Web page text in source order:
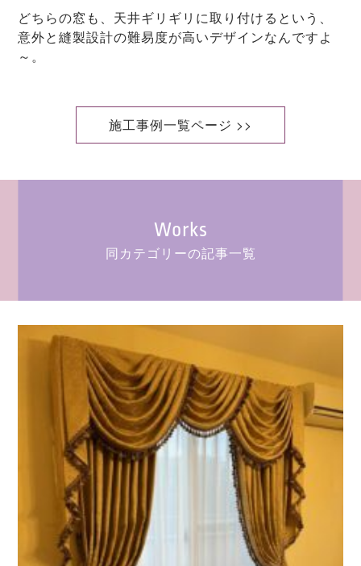
どちらの窓も、天井ギリギリに取り付けるという、
意外と縫製設計の難易度が高いデザインなんですよ
～。
施工事例一覧ページ >>
Works
同カテゴリーの記事一覧